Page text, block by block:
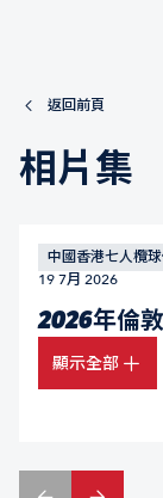
返回前頁
相片集
中國香港七人欖
19 7月 2026
2026年倫
顯示全部